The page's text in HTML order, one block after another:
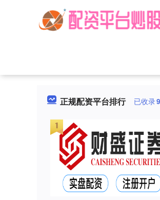
正规配资平台排行 已收录